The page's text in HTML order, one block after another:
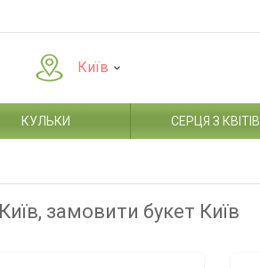
Київ
КУЛЬКИ СЕРЦЯ З КВІТІВ
замовити букет Київ